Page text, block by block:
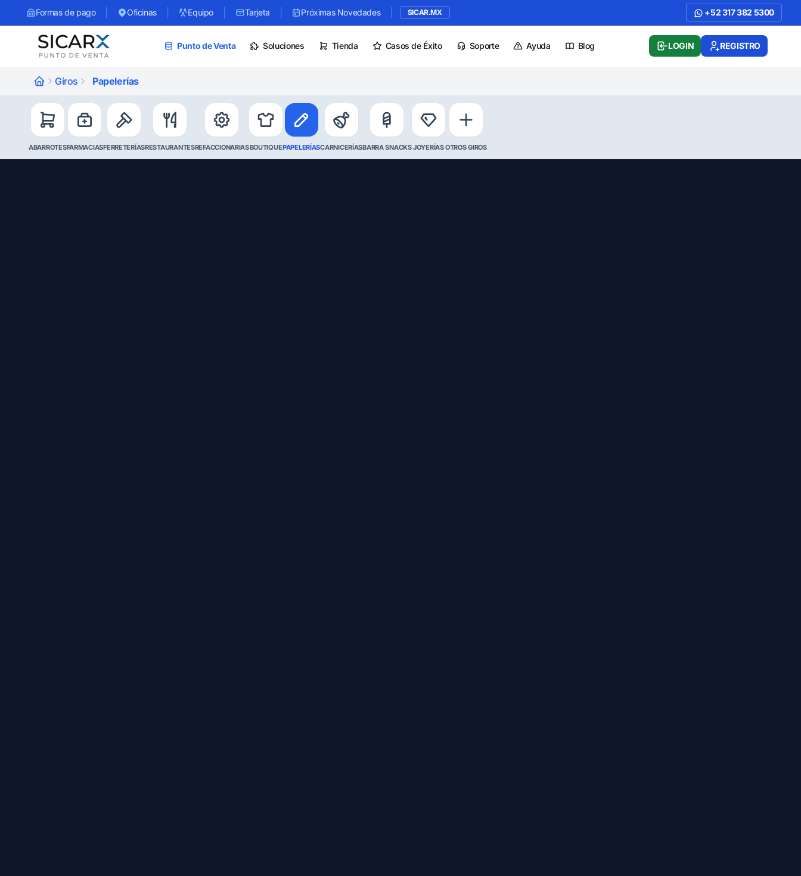
Formas de pago Oficinas Equipo Tarjeta Próximas Novedades SICAR.MX +52 317 382 5300
Punto de Venta Soluciones Tienda Casos de Éxito Soporte Ayuda Blog LOGIN REGISTRO
Giros Papelerías
ABARROTESFARMACIASFERRETERÍASRESTAURANTESREFACCIONARIASBOUTIQUEPAPELERÍASCARNICERÍASBARRA SNACKSJOYERÍASOTROS GIROS